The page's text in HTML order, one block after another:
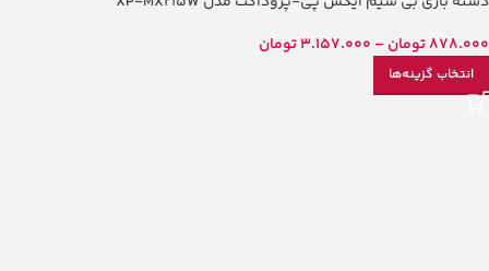
878.000تومان –
3.157.000تومان
انتخاب گزینه‌ها